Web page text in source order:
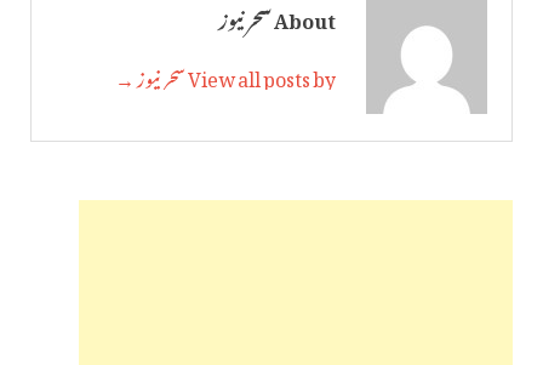
About سحر نیوز
View all posts by سحر نیوز →